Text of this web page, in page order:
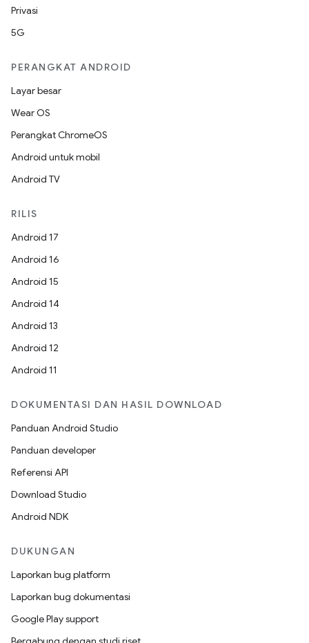
Privasi
5G
PERANGKAT ANDROID
Layar besar
Wear OS
Perangkat ChromeOS
Android untuk mobil
Android TV
RILIS
Android 17
Android 16
Android 15
Android 14
Android 13
Android 12
Android 11
DOKUMENTASI DAN HASIL DOWNLOAD
Panduan Android Studio
Panduan developer
Referensi API
Download Studio
Android NDK
DUKUNGAN
Laporkan bug platform
Laporkan bug dokumentasi
Google Play support